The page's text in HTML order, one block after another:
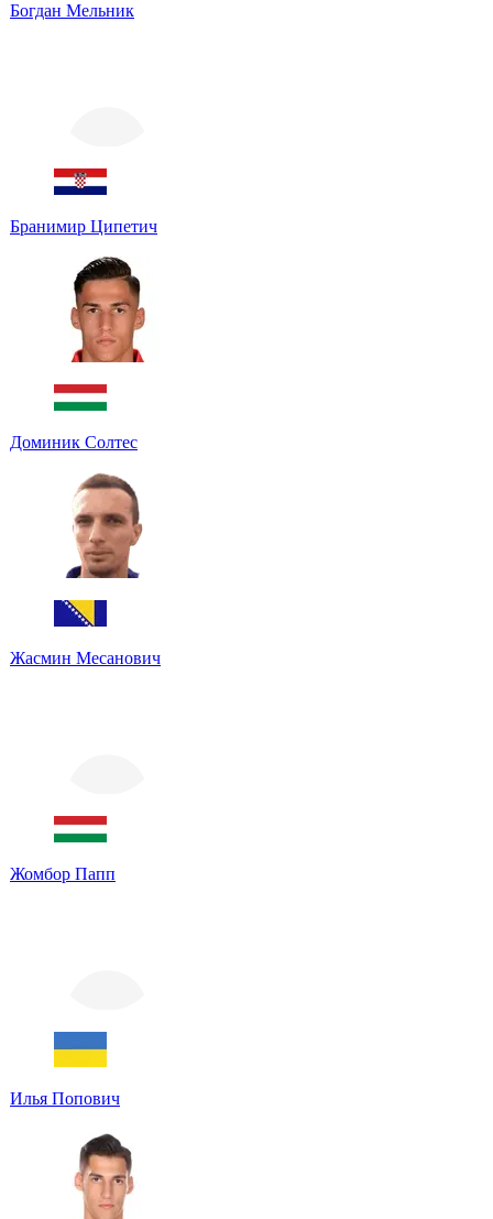
Богдан Мельник
Бранимир Ципетич
Доминик Солтес
Жасмин Месанович
Жомбор Папп
Илья Попович